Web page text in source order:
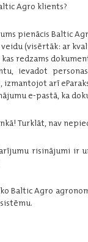
Agro klients?
pienācis Baltic
(visērtāk: ar
redzams
ievadot
izmantojot arī
e-pastā, ka
Turklāt, nav
risinājumi ir
Baltic Agro